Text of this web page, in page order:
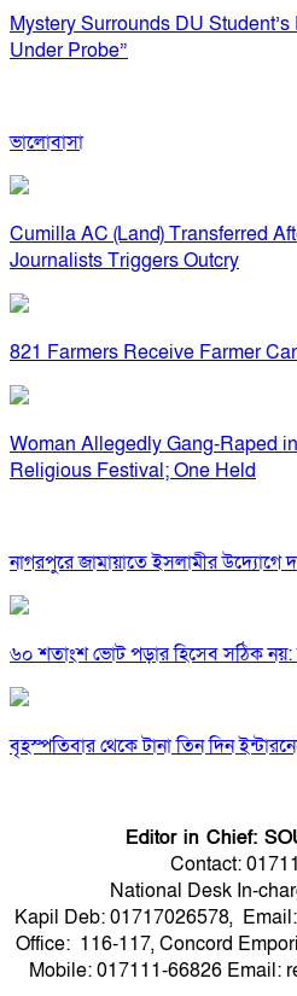
Mystery Surrounds DU
Under Probe”
ভালোবাসা
Cumilla AC (Land) Transferred
Journalists Triggers Outcry
821 Farmers Receive Farmer
Woman Allegedly Gang-Raped
Religious Festival; One Held
নাগরপুরে জামায়াতে ইসলামীর উদ্যোগে
৬০ শতাংশ ভোট পড়ার হিসেব সঠিক নয়:
বৃহস্পতিবার থেকে টানা তিন দিন
Editor in Chief:
Contact:
National Desk In-
Kapil Deb: 01717026578,
Office: 116-117, Concord
Mobile: 017111-66826 Email: